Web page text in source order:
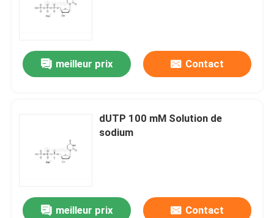
meilleur prix Contact
dUTP 100 mM Solution de
sodium
meilleur prix Contact